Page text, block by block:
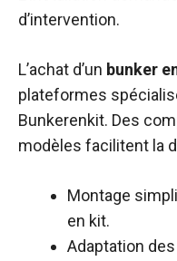
d’intervention.
L’achat d’un bunker
plateformes
Bunkerenkit. Des
modèles facilitent la
Montage
en kit.
Adaptation